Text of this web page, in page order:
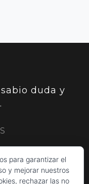
duda y
FRANCIS BACON
para garantizar el
y mejorar nuestros
rechazar las no